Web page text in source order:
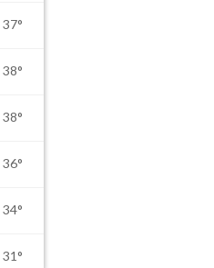
37°
38°
38°
36°
34°
31°